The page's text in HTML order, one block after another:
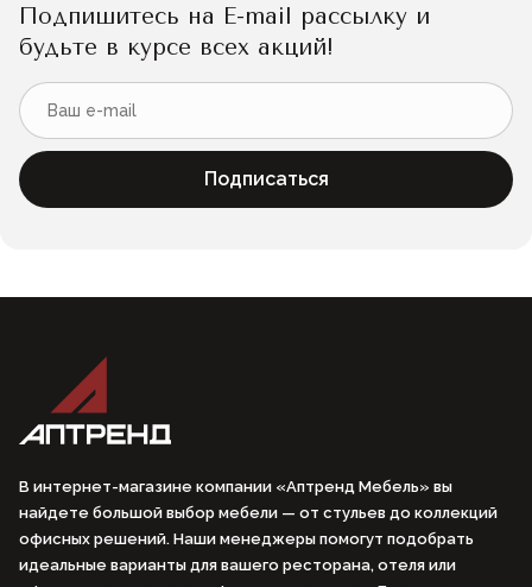
Подпишитесь на E-mail рассылку и
будьте в курсе всех акций!
Подписаться
В интернет-магазине компании «Аптренд Мебель» вы
найдете большой выбор мебели — от стульев до коллекций
офисных решений. Наши менеджеры помогут подобрать
идеальные варианты для вашего ресторана, отеля или